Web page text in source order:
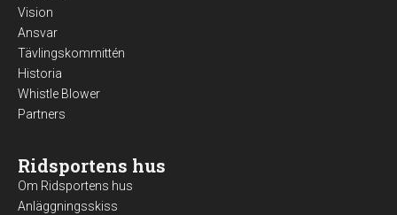
Vision
Ansvar
Tävlingskommittén
Historia
Whistle Blower
Partners
Ridsportens hus
Om Ridsportens hus
Anläggningsskiss